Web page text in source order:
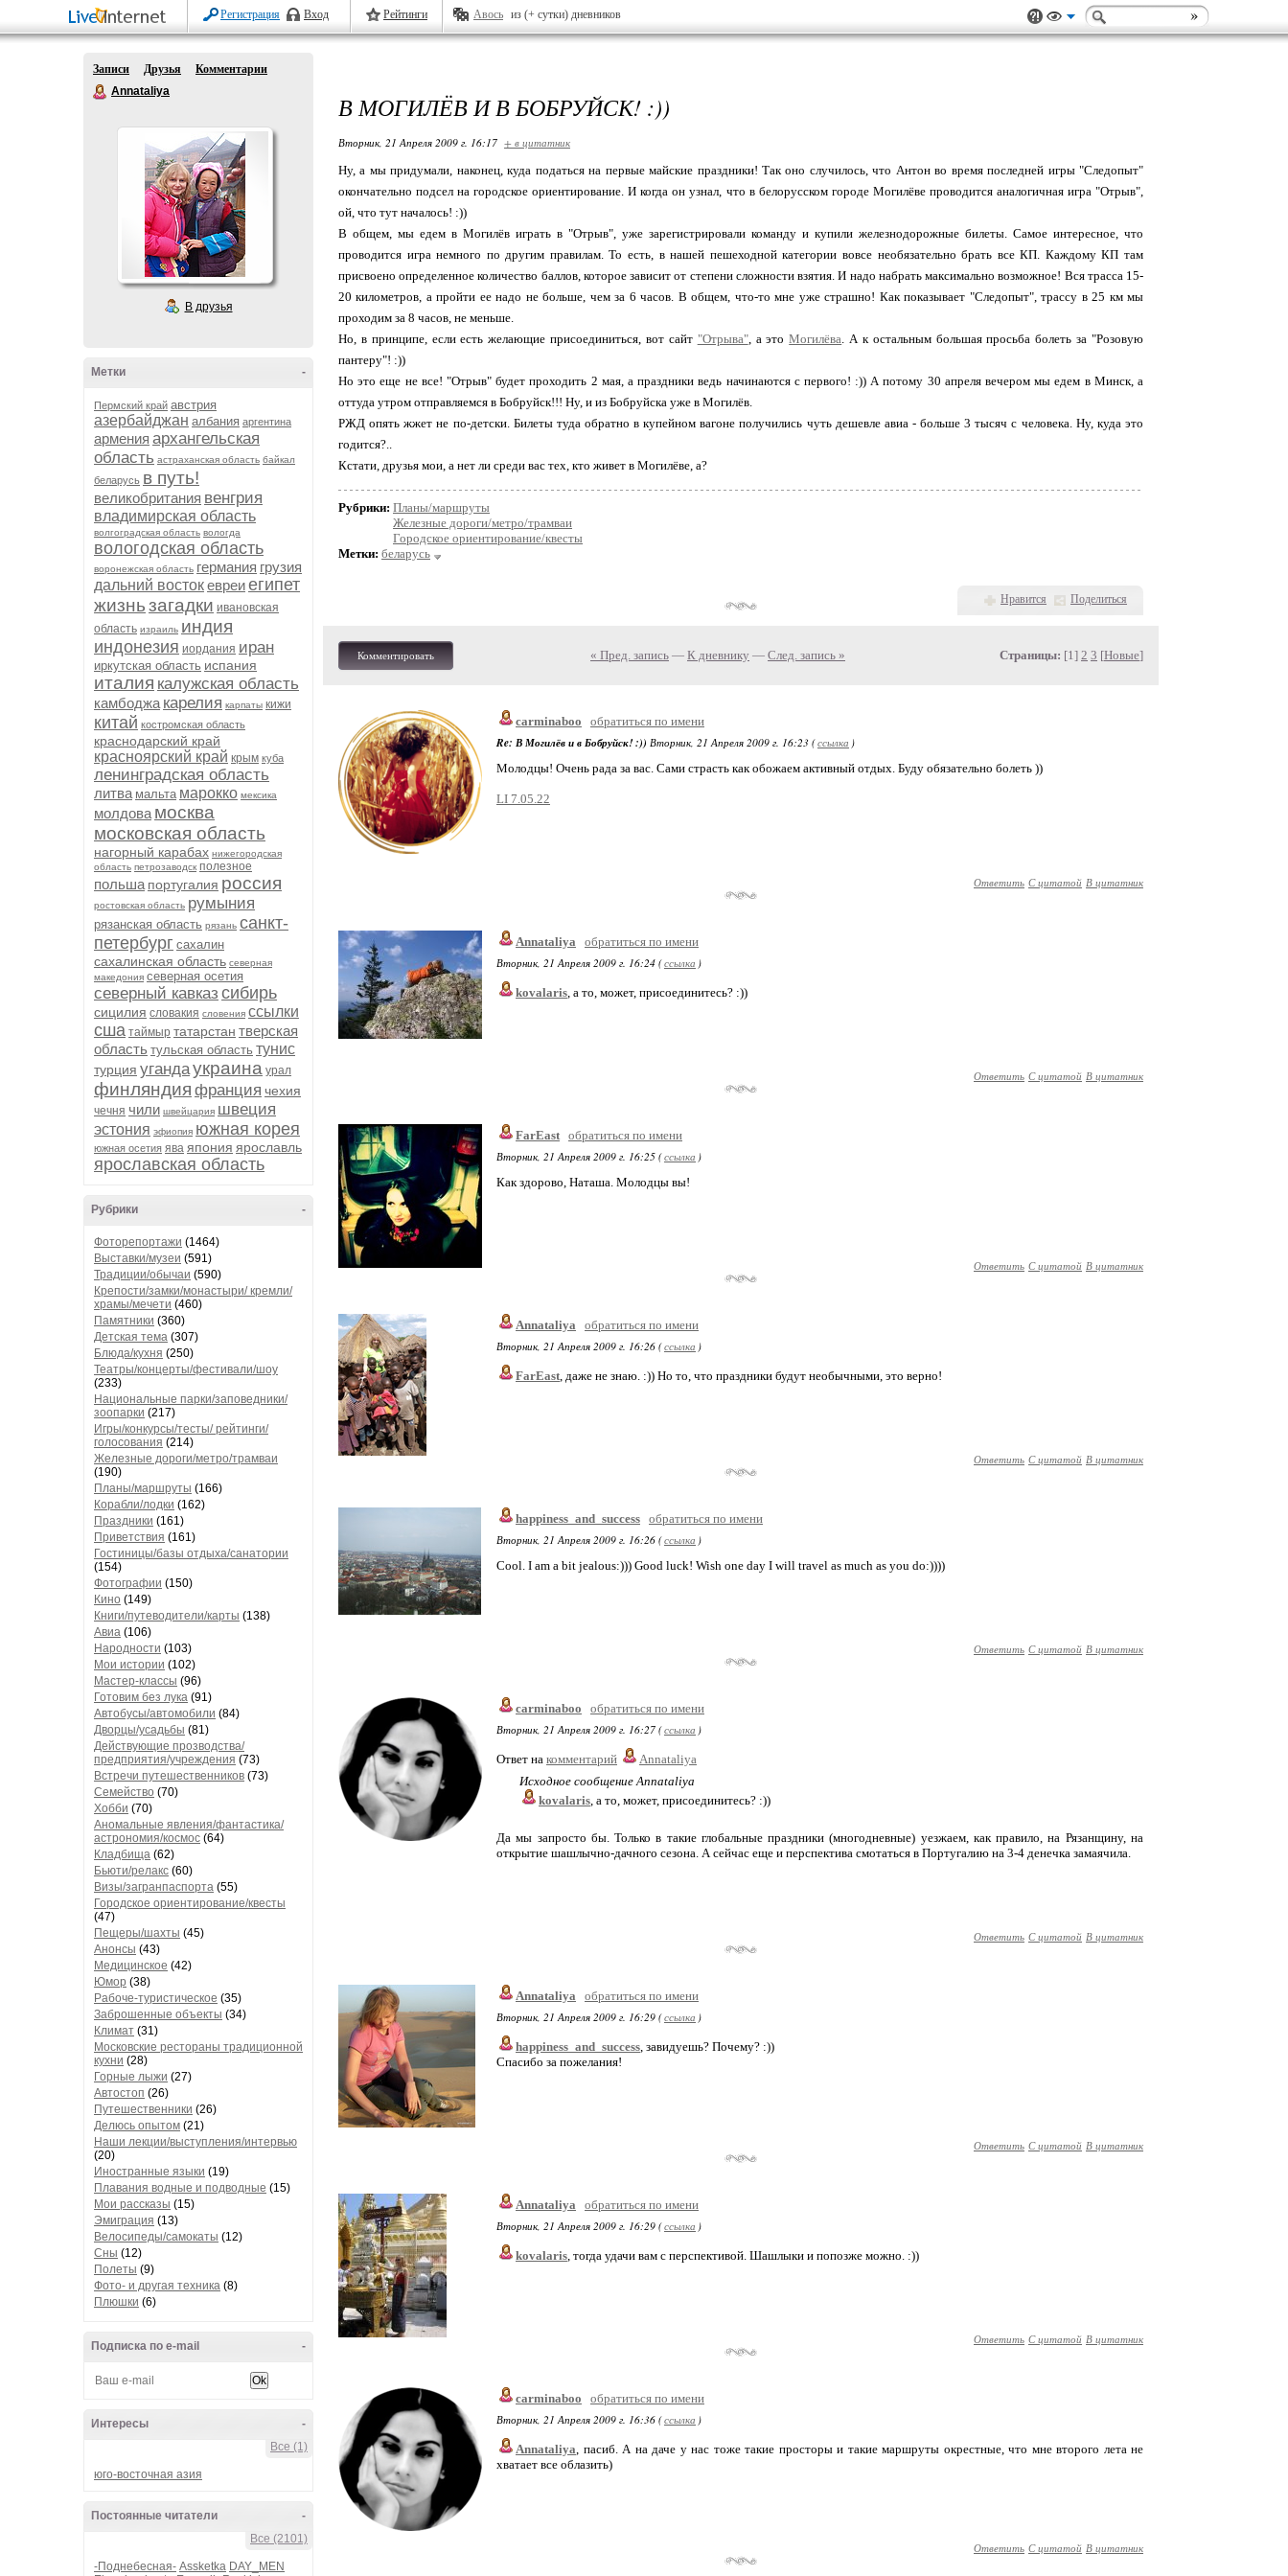
Регистрация Вход Рейтинги Авось из (+ сутки) дневников
Записи Друзья
Комментарии
Annataliya
В друзья
-
Метки
Пермский край австрия
азербайджан албания аргентина
армения архангельская
область астраханская область байкал
беларусь в путь!
великобритания венгрия
владимирская область
волгоградская область вологда
вологодская область
воронежская область германия грузия
дальний востокевреиегипет
жизньзагадки ивановская
область израиль индия
индонезия иордания иран
иркутская область испания
италия калужская область
камбоджа карелия карпаты кижи
китай костромская область
краснодарский край
красноярский край крым куба
ленинградская область
литва мальта марокко мексика
молдова москва
московская область
нагорный карабах нижегородская
область петрозаводск полезное
польша португалия россия
ростовская область румыния
рязанская область рязань санкт-
петербург сахалин
сахалинская область северная
македония северная осетия
северный кавказ сибирь
сицилия словакия словения ссылки
сша таймыр татарстан тверская
область тульская область тунис
турция угандаукраина урал
финляндия франция чехия
чечня чили швейцария швеция
эстония эфиопия южная корея
южная осетия ява япония ярославль
ярославская область
-
Рубрики
Фоторепортажи (1464)
Выставки/музеи (591)
Традиции/обычаи (590)
Крепости/замки/монастыри/ кремли/
храмы/мечети (460)
Памятники (360)
Детская тема (307)
Блюда/кухня (250)
Театры/концерты/фестивали/шоу
(233)
Национальные парки/заповедники/
зоопарки (217)
Игры/конкурсы/тесты/ рейтинги/
голосования (214)
Железные дороги/метро/трамваи
(190)
Планы/маршруты (166)
Корабли/лодки (162)
Праздники (161)
Приветствия (161)
Гостиницы/базы отдыха/санатории
(154)
Фотографии (150)
Кино (149)
Книги/путеводители/карты (138)
Авиа (106)
Народности (103)
Мои истории (102)
Мастер-классы (96)
Готовим без лука (91)
Автобусы/автомобили (84)
Дворцы/усадьбы (81)
Действующие прозводства/
предприятия/учреждения (73)
Встречи путешественников (73)
Семейство (70)
Хобби (70)
Аномальные явления/фантастика/
астрономия/космос (64)
Кладбища (62)
Бьюти/релакс (60)
Визы/загранпаспорта (55)
Городское ориентирование/квесты
(47)
Пещеры/шахты (45)
Анонсы (43)
Медицинское (42)
Юмор (38)
Рабоче-туристическое (35)
Заброшенные объекты (34)
Климат (31)
Московские рестораны традиционной
кухни (28)
Горные лыжи (27)
Автостоп (26)
Путешественники (26)
Делюсь опытом (21)
Наши лекции/выступления/интервью
(20)
Иностранные языки (19)
Плавания водные и подводные (15)
Мои рассказы (15)
Эмиграция (13)
Велосипеды/самокаты (12)
Сны (12)
Полеты (9)
Фото- и другая техника (8)
Плюшки (6)
-
Подписка по e-mail
-
Интересы
Все (1)
юго-восточная азия
-
Постоянные читатели
Все (2101)
-Поднебесная- Assketka DAY_MEN
В МОГИЛЁВ И В БОБРУЙСК! :))
Вторник, 21 Апреля 2009 г. 16:17 + в цитатник
Ну, а мы придумали, наконец, куда податься на первые майские праздники! Так оно случилось, что Антон во время последней игры "Следопыт"
окончательно подсел на городское ориентирование. И когда он узнал, что в белорусском городе Могилёве проводится аналогичная игра "Отрыв",
ой, что тут началось! :))
В общем, мы едем в Могилёв играть в "Отрыв", уже зарегистрировали команду и купили железнодорожные билеты. Самое интересное, что
проводится игра немного по другим правилам. То есть, в нашей пешеходной категории вовсе необязательно брать все КП. Каждому КП там
присвоено определенное количество баллов, которое зависит от степени сложности взятия. И надо набрать максимально возможное! Вся трасса 15-
20 километров, а пройти ее надо не больше, чем за 6 часов. В общем, что-то мне уже страшно! Как показывает "Следопыт", трассу в 25 км мы
проходим за 8 часов, не меньше.
Но, в принципе, если есть желающие присоединиться, вот сайт "Отрыва", а этоМогилёва. А к остальным большая просьба болеть за "Розовую
пантеру"! :))
Но это еще не все! "Отрыв" будет проходить 2 мая, а праздники ведь начинаются с первого! :)) А потому 30 апреля вечером мы едем в Минск, а
оттуда утром отправляемся в Бобруйск!!! Ну, и из Бобруйска уже в Могилёв.
РЖД опять жжет не по-детски. Билеты туда обратно в купейном вагоне получились чуть дешевле авиа - больше 3 тысяч с человека. Ну, куда это
годится?..
Кстати, друзья мои, а нет ли среди вас тех, кто живет в Могилёве, а?
Рубрики: Планы/маршруты
Железные дороги/метро/трамваи
Городское ориентирование/квесты
Метки: беларусь
Нравится Поделиться
Комментировать « Пред. запись — К дневнику — След. запись » Страницы: [1] 2 3 [Новые]
carminaboo обратиться по имени
Re: В Могилёв и в Бобруйск! :)) Вторник, 21 Апреля 2009 г. 16:23 (ссылка )
Молодцы! Очень рада за вас. Сами страсть как обожаем активный отдых. Буду обязательно болеть ))
LI 7.05.22
Ответить С цитатой В цитатник
Annataliya
обратиться по имени
Вторник, 21 Апреля 2009 г. 16:24 (ссылка )
kovalaris, а то, может, присоединитесь? :))
Ответить С цитатой В цитатник
FarEast обратиться по имени
Вторник, 21 Апреля 2009 г. 16:25 (ссылка )
Как здорово, Наташа. Молодцы вы!
Ответить С цитатой В цитатник
Annataliya
обратиться по имени
Вторник, 21 Апреля 2009 г. 16:26 (ссылка )
FarEast, даже не знаю. :)) Но то, что праздники будут необычными, это верно!
Ответить С цитатой В цитатник
happiness_and_success обратиться по имени
Вторник, 21 Апреля 2009 г. 16:26 (ссылка )
Cool. I am a bit jealous:))) Good luck! Wish one day I will travel as much as you do:))))
Ответить С цитатой В цитатник
carminaboo
обратиться по имени
Вторник, 21 Апреля 2009 г. 16:27 (ссылка )
Ответ на комментарий
Annataliya
Исходное сообщение Annataliya
kovalaris, а то, может, присоединитесь? :))
Да мы запросто бы. Только в такие глобальные праздники (многодневные) уезжаем, как правило, на Рязанщину, на
открытие шашлычно-дачного сезона. А сейчас еще и перспектива смотаться в Португалию на 3-4 денечка замаячила.
Ответить С цитатой В цитатник
Annataliya
обратиться по имени
Вторник, 21 Апреля 2009 г. 16:29 (ссылка )
happiness_and_success, завидуешь? Почему? :))
Спасибо за пожелания!
Ответить С цитатой В цитатник
Annataliya
обратиться по имени
Вторник, 21 Апреля 2009 г. 16:29 (ссылка )
kovalaris, тогда удачи вам с перспективой. Шашлыки и попозже можно. :))
Ответить С цитатой В цитатник
carminaboo
обратиться по имени
Вторник, 21 Апреля 2009 г. 16:36 (ссылка )
Annataliya, пасиб. А на даче у нас тоже такие просторы и такие маршруты окрестные, что мне второго лета не
хватает все облазить)
Ответить С цитатой В цитатник